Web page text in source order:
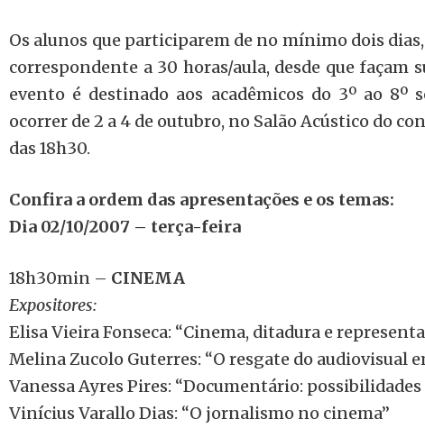
Os alunos que participarem de no mínimo dois
correspondente a 30 horas/aula, desde que façam
evento é destinado aos acadêmicos do 3º ao 8º
ocorrer de 2 a 4 de outubro, no Salão Acústico do
das 18h30.
Confira a ordem das apresentações e os temas:
Dia 02/10/2007 – terça-feira
18h30min – CINEMA
Expositores:
Elisa Vieira Fonseca: “Cinema, ditadura e
Melina Zucolo Guterres: “O resgate do audiovisual
Vanessa Ayres Pires: “Documentário:
Vinícius Varallo Dias: “O jornalismo no cinema”